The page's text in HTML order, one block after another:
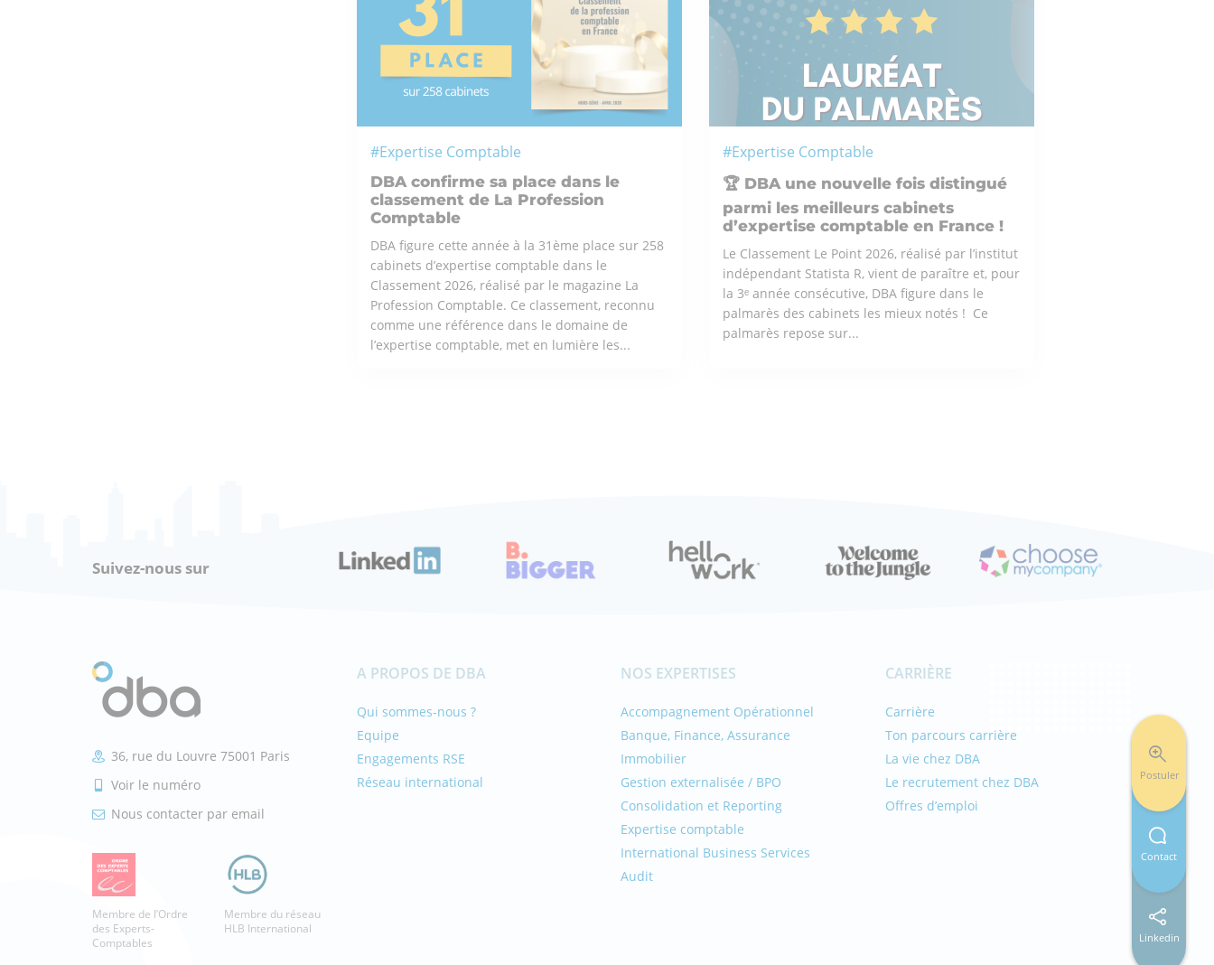
#Expertise Comptable
DBA confirme sa place dans le
classement de La Profession
Comptable
DBA figure cette année à la 31ème place sur 258
cabinets d’expertise comptable dans le
Classement 2026, réalisé par le magazine La
Profession Comptable. Ce classement, reconnu
comme une référence dans le domaine de
l’expertise comptable, met en lumière les...
#Expertise Comptable
🏆 DBA une nouvelle fois distingué
parmi les meilleurs cabinets
d’expertise comptable en France !
Le Classement Le Point 2026, réalisé par l’institut
indépendant Statista R, vient de paraître et, pour
la 3ᵉ année consécutive, DBA figure dans le
palmarès des cabinets les mieux notés ! Ce
palmarès repose sur...
Postuler
Contact
Linkedin
Suivez-nous sur
36, rue du Louvre 75001 Paris
Voir le numéro
Nous contacter par email
Membre de l’Ordre
des Experts-
Comptables
Membre du réseau
HLB International
A PROPOS DE DBA
Qui sommes-nous ?
Equipe
Engagements RSE
Réseau international
NOS EXPERTISES
Accompagnement Opérationnel
Banque, Finance, Assurance
Immobilier
Gestion externalisée / BPO
Consolidation et Reporting
Expertise comptable
International Business Services
Audit
CARRIÈRE
Carrière
Ton parcours carrière
La vie chez DBA
Le recrutement chez DBA
Offres d’emploi